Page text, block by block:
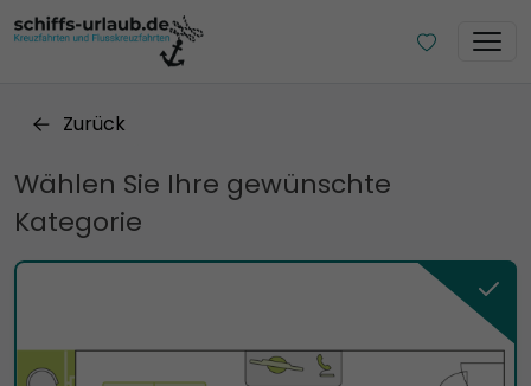
Zurück
Wählen Sie Ihre gewünschte
Kategorie